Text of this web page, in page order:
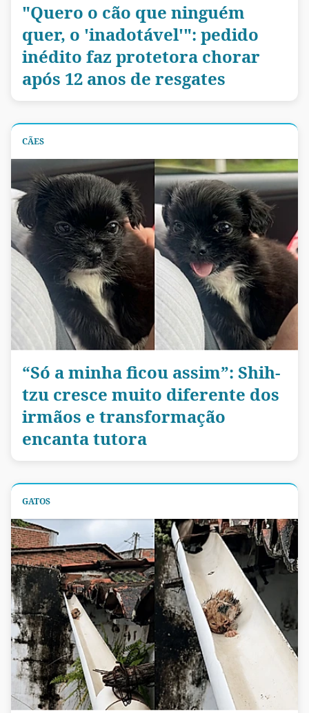
"Quero o cão que ninguém
quer, o 'inadotável'": pedido
inédito faz protetora chorar
após 12 anos de resgates
CÃES
“Só a minha ficou assim”: Shih-
tzu cresce muito diferente dos
irmãos e transformação
encanta tutora
GATOS